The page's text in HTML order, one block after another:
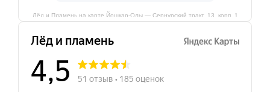
Лёд и Пламень на карте Йошкар‑Олы — Сернурский тракт, 13, корп. 1